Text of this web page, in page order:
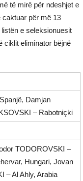
të mirë për ndeshjet e
caktuar për më 13
e seleksionuesit
ciklit eliminator bëjnë
Damjan
– Rabotniçki
TODOROVSKI –
Hungari, Jovan
– Al Ahly, Arabia